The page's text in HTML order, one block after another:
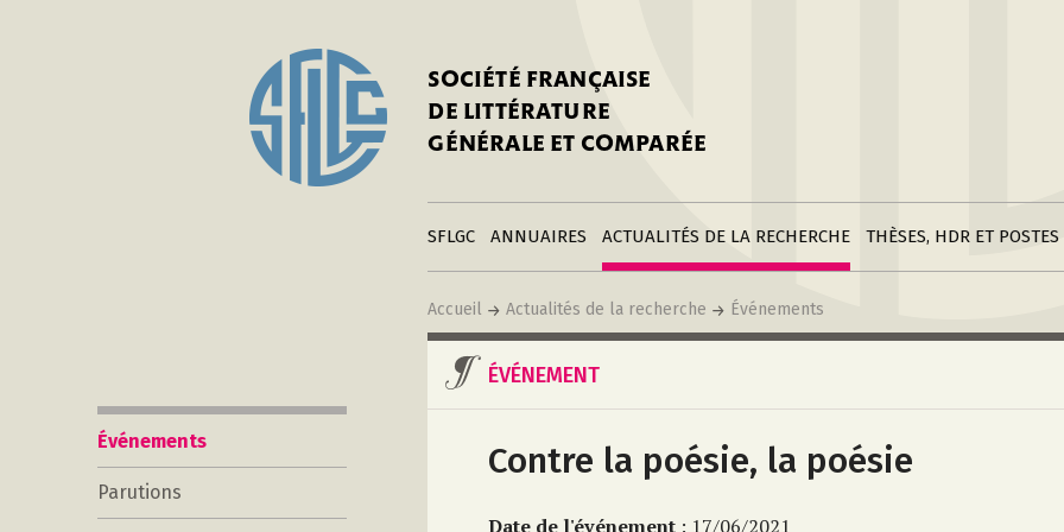
SOCIÉTÉ FRANÇAISE
DE LITTÉRATURE
GÉNÉRALE ET COMPARÉE
SFLGC
Adhérer à la SFLGC
Publier sur ce site
LiensANNUAIRES
Créer une fiche
annuaire
Modifier sa fiche
annuaire
Créer une fiche
institutionACTUALITÉS DE LA RECHERCHE
Divers
Soumettre une
annonce
THÈSES, HDR ET POSTES
Postes
Accueil Actualités de la recherche Événements
Événements
Parutions
ÉVÉNEMENT
Contre la poésie, la poésie
Date de l'événement : 17/06/2021